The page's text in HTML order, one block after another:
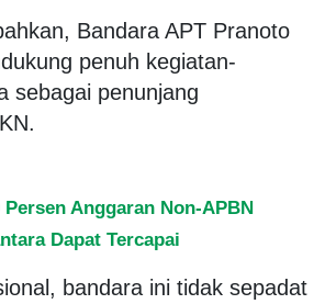
Bandara APT Pranoto
penuh kegiatan-
sebagai penunjang
Anggaran Non-APBN
Dapat Tercapai
bandara ini tidak sepadat